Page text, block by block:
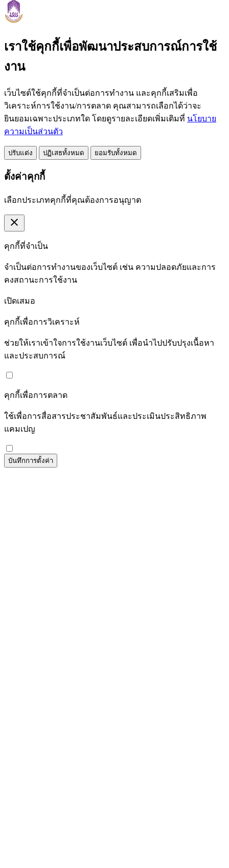
เราใช้คุกกี้เพื่อพัฒนาประสบการณ์การใช้
งาน
เว็บไซต์ใช้คุกกี้ที่จำเป็นต่อการทำงาน และคุกกี้เสริมเพื่อ
วิเคราะห์การใช้งาน/การตลาด คุณสามารถเลือกได้ว่าจะ
ยินยอมเฉพาะประเภทใด โดยดูรายละเอียดเพิ่มเติมที่ นโยบาย
ความเป็นส่วนตัว
ปรับแต่ง ปฏิเสธทั้งหมด ยอมรับทั้งหมด
ตั้งค่าคุกกี้
เลือกประเภทคุกกี้ที่คุณต้องการอนุญาต
close
คุกกี้ที่จำเป็น
จำเป็นต่อการทำงานของเว็บไซต์ เช่น ความปลอดภัยและการ
คงสถานะการใช้งาน
เปิดเสมอ
คุกกี้เพื่อการวิเคราะห์
ช่วยให้เราเข้าใจการใช้งานเว็บไซต์ เพื่อนำไปปรับปรุงเนื้อหา
และประสบการณ์
คุกกี้เพื่อการตลาด
ใช้เพื่อการสื่อสารประชาสัมพันธ์และประเมินประสิทธิภาพ
แคมเปญ
บันทึกการตั้งค่า